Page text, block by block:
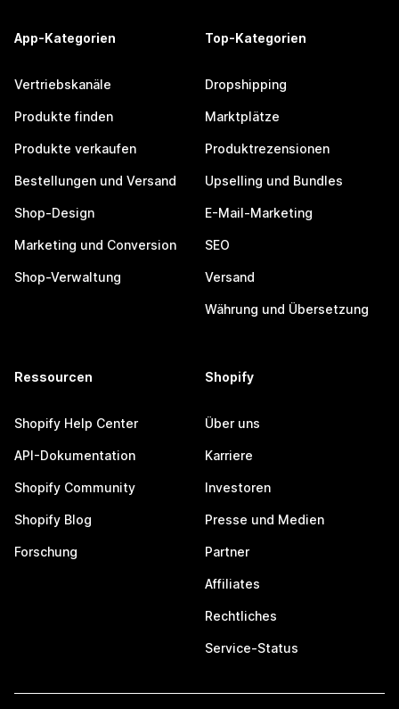
App-Kategorien
Vertriebskanäle
Produkte finden
Produkte verkaufen
Bestellungen und Versand
Shop-Design
Marketing und Conversion
Shop-Verwaltung
Top-Kategorien
Dropshipping
Marktplätze
Produktrezensionen
Upselling und Bundles
E-Mail-Marketing
SEO
Versand
Währung und Übersetzung
Ressourcen
Shopify Help Center
API-Dokumentation
Shopify Community
Shopify Blog
Forschung
Shopify
Über uns
Karriere
Investoren
Presse und Medien
Partner
Affiliates
Rechtliches
Service-Status